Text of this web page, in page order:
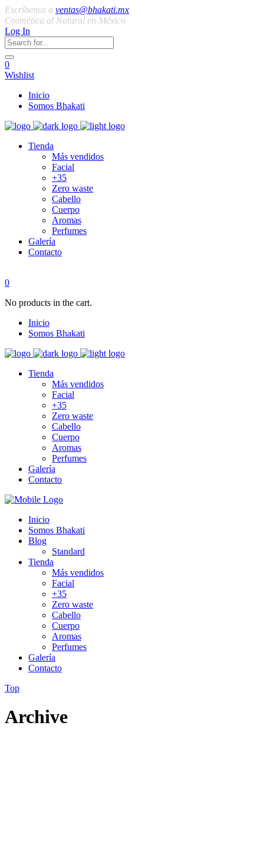
Escríbenos a ventas@bhakati.mx
Cosmética al Natural en México
Log In
0
Wishlist
Inicio
Somos Bhakati
Tienda
Más vendidos
Facial
+35
Zero waste
Cabello
Cuerpo
Aromas
Perfumes
Galería
Contacto
0
No products in the cart.
Inicio
Somos Bhakati
Tienda
Más vendidos
Facial
+35
Zero waste
Cabello
Cuerpo
Aromas
Perfumes
Galería
Contacto
Inicio
Somos Bhakati
Blog
Standard
Tienda
Más vendidos
Facial
+35
Zero waste
Cabello
Cuerpo
Aromas
Perfumes
Galería
Contacto
Top
Archive